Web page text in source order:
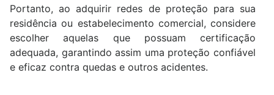
Portanto, ao adquirir redes de proteção para sua
residência ou estabelecimento comercial, considere
escolher aquelas que possuam certificação
adequada, garantindo assim uma proteção confiável
e eficaz contra quedas e outros acidentes.